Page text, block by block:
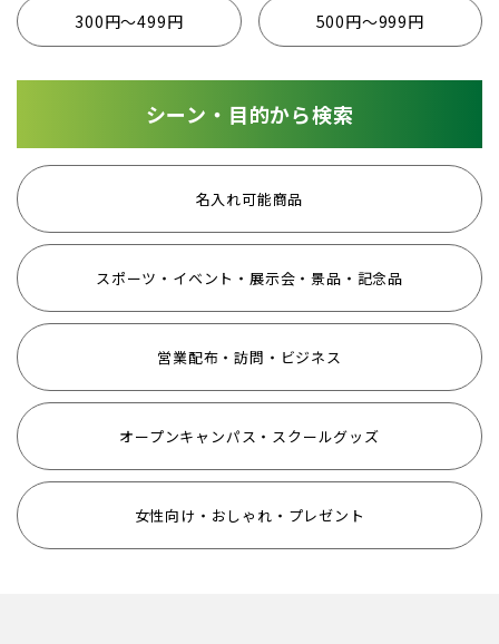
300円〜499円 500円〜999円
シーン・目的から検索
名入れ可能商品
スポーツ・イベント・展示会・景品・記念品
営業配布・訪問・ビジネス
オープンキャンパス・スクールグッズ
女性向け・おしゃれ・プレゼント